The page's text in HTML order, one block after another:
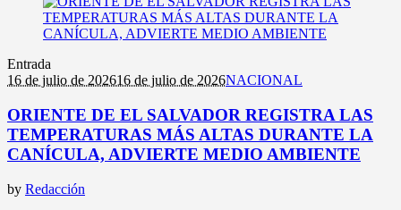
Entrada
16 de julio de 202616 de julio de 2026NACIONAL
ORIENTE DE EL SALVADOR REGISTRA LAS
TEMPERATURAS MÁS ALTAS DURANTE LA
CANÍCULA, ADVIERTE MEDIO AMBIENTE
by Redacción